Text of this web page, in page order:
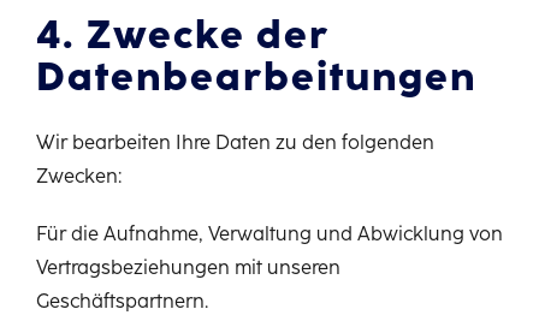
4. Zwecke der
Datenbearbeitungen
Wir bearbeiten Ihre Daten zu den folgenden
Zwecken:
Für die Aufnahme, Verwaltung und Abwicklung von
Vertragsbeziehungen mit unseren
Geschäftspartnern.